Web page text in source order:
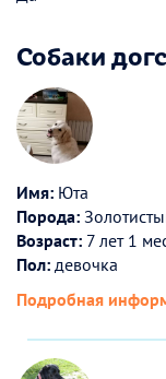
Собаки
Имя: Юта
Порода:
Возраст: 7 лет 1
Пол: девочка
Подробная